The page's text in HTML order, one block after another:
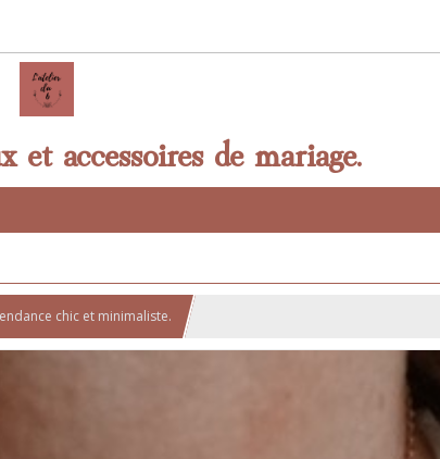
accessoires de mariage.
chic et minimaliste.